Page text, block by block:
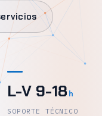
L-V 9-18 h
SOPORTE TÉCNICO